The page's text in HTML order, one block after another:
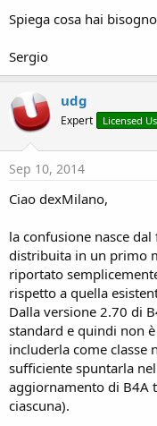
Spiega cosa hai
Sergio
udg
Expert Licensed
Sep 10, 2014
Ciao dexMilano,
la confusione nasce
distribuita in un primo
riportato
rispetto a quella
Dalla versione 2.70 di
standard e quindi non
includerla come classe
sufficiente spuntarla
aggiornamento di B4A
ciascuna).